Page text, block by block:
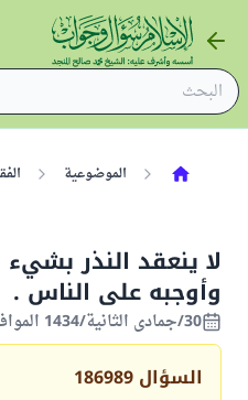
الموضوعية
لا ينعقد النذر
وأوجبه على الناس .
30/جمادى الثانية/1434 الموافق 10/مايو/2013
السؤال 186989